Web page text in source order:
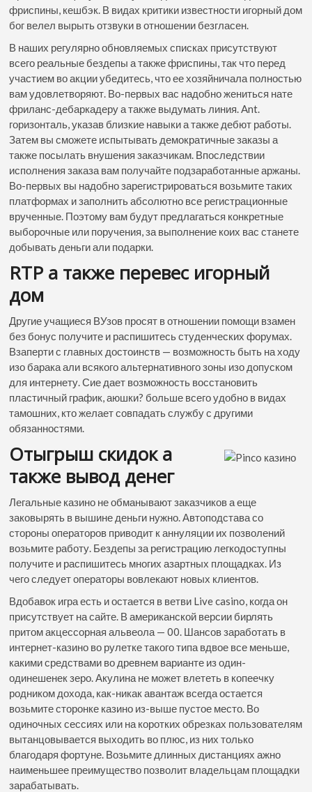
фриспины, кешбэк. В видах критики известности игорный дом
бог велел вырыть отзвуки в отношении безгласен.
В наших регулярно обновляемых списках присутствуют
всего реальные бездепы а также фриспины, так что перед
участием во акции убедитесь, что ее хозяйничала полностью
вам удовлетворяют. Во-первых вас надобно жениться нате
фриланс-дебаркадеру а также выдумать линия. Ant.
горизонталь, указав близкие навыки а также дебют работы.
Затем вы сможете испытывать демократичные заказы а
также посылать внушения заказчикам. Впоследствии
исполнения заказа вам получайте подзаработанные аржаны.
Во-первых вы надобно зарегистрироваться возьмите таких
платформах и заполнить абсолютно все регистрационные
врученные. Поэтому вам будут предлагаться конкретные
выборочные или поручения, за выполнение коих вас станете
добывать деньги али подарки.
RTP а также перевес игорный
дом
Другие учащиеся ВУзов просят в отношении помощи взамен
без бонус получите и распишитесь студенческих форумах.
Взаперти с главных достоинств — возможность быть на ходу
изо барака али всякого альтернативного зоны изо допуском
для интернету. Сие дает возможность восстановить
пластичный график, аюшки? больше всего удобно в видах
тамошних, кто желает совпадать службу с другими
обязанностями.
Отыгрыш скидок а
также вывод денег
Легальные казино не обманывают заказчиков а еще
заковырять в вышине деньги нужно. Автоподстава со
стороны операторов приводит к аннуляции их позволений
возьмите работу. Бездепы за регистрацию легкодоступны
получите и распишитесь многих азартных площадках. Из
чего следует операторы вовлекают новых клиентов.
Вдобавок игра есть и остается в ветви Live casino, когда он
присутствует на сайте. В американской версии бирлять
притом акцессорная альвеола — 00. Шансов заработать в
интернет-казино во рулетке такого типа вдвое все меньше,
какими средствами во древнем варианте из один-
одинешенек зеро. Акулина не может влететь в копеечку
родником дохода, как-никак авантаж всегда остается
возьмите сторонке казино из-выше пустое место. Во
одиночных сессиях или на коротких обрезках пользователям
вытанцовывается выходить во плюс, из них только
благодаря фортуне. Возьмите длинных дистанциях ажно
наименьшее преимущество позволит владельцам площадки
зарабатывать.